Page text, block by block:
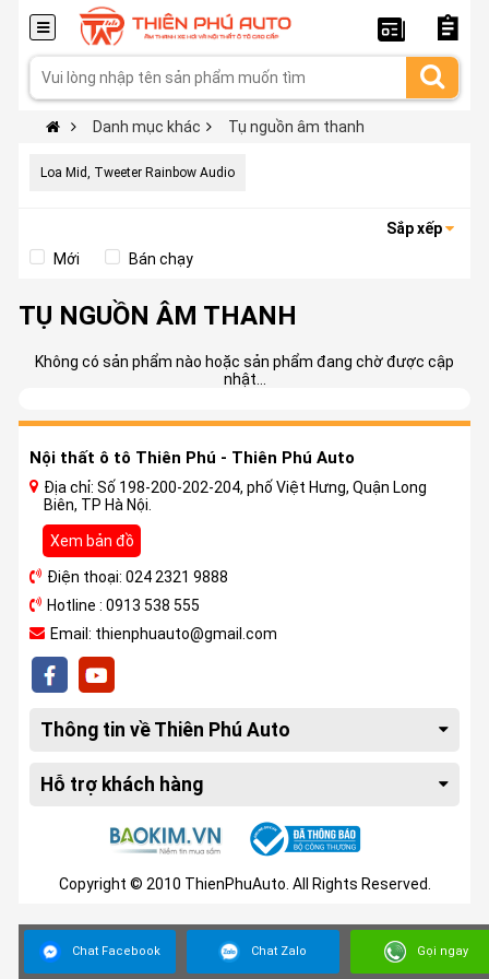
Danh mục khác Tụ nguồn âm thanh
Loa Mid, Tweeter Rainbow Audio
Sắp xếp
Mới
Bán chạy
TỤ NGUỒN ÂM THANH
Không có sản phẩm nào hoặc sản phẩm đang chờ được cập
nhật...
Nội thất ô tô Thiên Phú - Thiên Phú Auto
Địa chỉ: Số 198-200-202-204, phố Việt Hưng, Quận Long
Biên, TP Hà Nội.
Xem bản đồ
Điện thoại: 024 2321 9888
Hotline : 0913 538 555
Email: thienphuauto@gmail.com
Thông tin về Thiên Phú Auto
Hỗ trợ khách hàng
Copyright © 2010 ThienPhuAuto. All Rights Reserved.
Chat Facebook Gọi ngay
Chat Zalo